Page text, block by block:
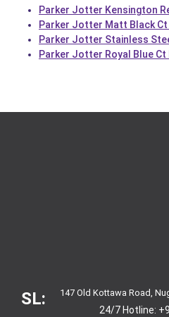
Parker Jotter Kensington
Parker Jotter Matt Black Ct
Parker Jotter Stainless
Parker Jotter Royal Blue Ct
SL: 147 Old Kottawa Road,
24/7 Hotline: